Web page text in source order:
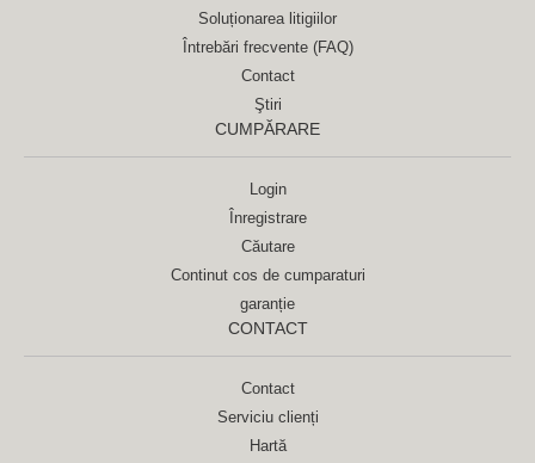
Soluționarea litigiilor
Întrebări frecvente (FAQ)
Contact
Ştiri
CUMPĂRARE
Login
Înregistrare
Căutare
Continut cos de cumparaturi
garanție
CONTACT
Contact
Serviciu clienți
Hartă